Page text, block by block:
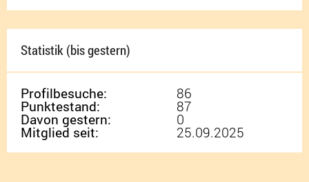
Statistik (bis gestern)
Profilbesuche: 86
Punktestand: 87
Davon gestern: 0
Mitglied seit: 25.09.2025